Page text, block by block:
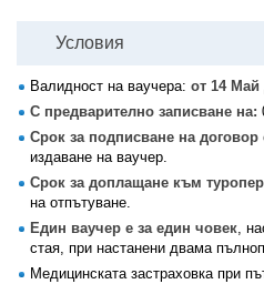
Условия
Валидност на ваучера: от 14 Май
С предварително записване на:
Срок за подписване на договор
издаване на ваучер.
Срок за доплащане към
на отпътуване.
Един ваучер е за един човек,
стая, при настанени двама
Медицинската застраховка при